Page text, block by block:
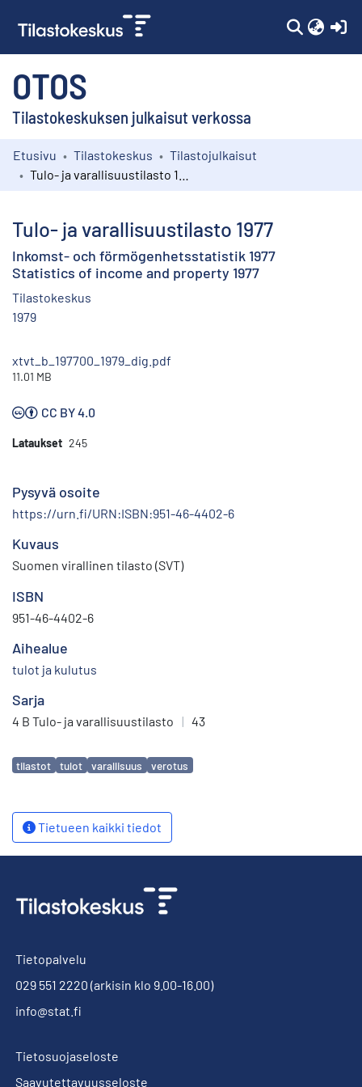
OTOS
Tilastokeskuksen julkaisut verkossa
Kokoelmat
Etusivu Tilastokeskus
Tilastojulkaisut
Tulo- ja varallisuustilasto 1977
Inkomst- och förmögenhetsstatistik 1977
Statistics of income and property 1977
Tilastokeskus
1979
xtvt_b_197700_1979_dig.pdf
11.01 MB
CC BY 4.0
Lataukset 245
Pysyvä osoite
https://urn.fi/URN:ISBN:951-46-4402-6
Kuvaus
Suomen virallinen tilasto (SVT)
ISBN
951-46-4402-6
Aihealue
tulot ja kulutus
Sarja
4 B Tulo- ja varallisuustilasto | 43
Avainsanat
tilastot tulot varallisuus verotus
Tietueen kaikki tiedot
Tietopalvelu
029 551 2220 (arkisin klo 9.00-16.00)
info@stat.fi
Tietosuojaseloste
Saavutettavuusseloste